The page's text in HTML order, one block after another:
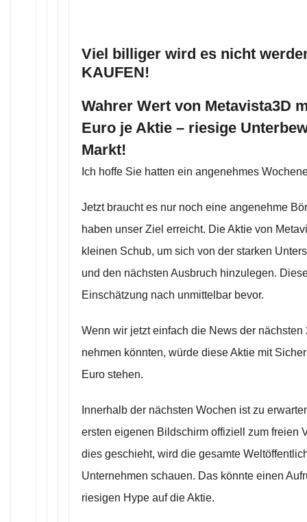
Viel billiger wird es nicht
KAUFEN!
Wahrer Wert von Metavista3D
Euro je Aktie – riesige
Markt!
Ich hoffe Sie hatten ein angenehmes
Jetzt braucht es nur noch eine angenehme
haben unser Ziel erreicht. Die Aktie von
kleinen Schub, um sich von der starken
und den nächsten Ausbruch hinzulegen.
Einschätzung nach unmittelbar bevor.
Wenn wir jetzt einfach die News der nächsten
nehmen könnten, würde diese Aktie mit
Euro stehen.
Innerhalb der nächsten Wochen ist zu
ersten eigenen Bildschirm offiziell zum freien
dies geschieht, wird die gesamte
Unternehmen schauen. Das könnte einen
riesigen Hype auf die Aktie.